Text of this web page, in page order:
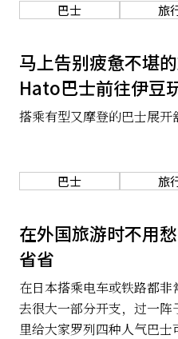
巴士 旅
马上告别疲惫不堪
Hato巴士前往伊豆
搭乘有型又摩登的巴士展开
巴士 旅
在外国旅游时不用
省省
在日本搭乘电车或铁路都
去很大一部分开支，过一
里给大家罗列四种人气巴